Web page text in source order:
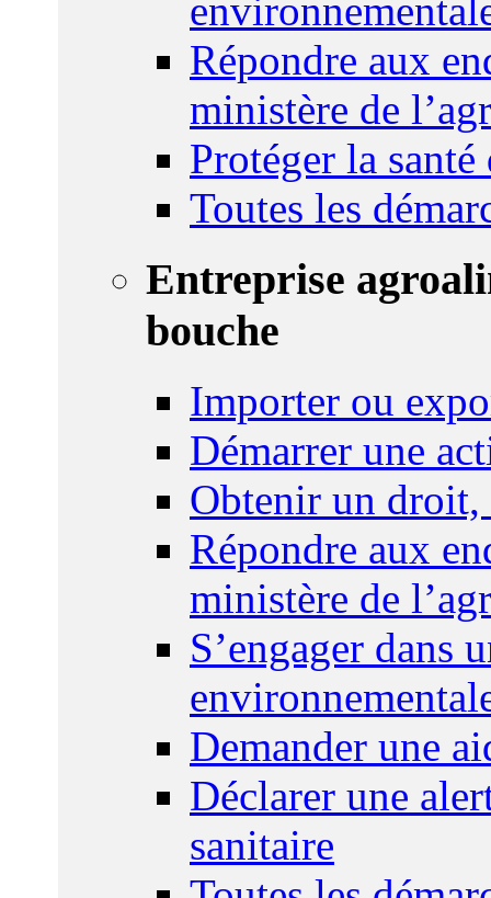
Répondre aux
ministère de
Protéger la
Toutes les
Entreprise
bouche
Importer ou
Démarrer une
Obtenir un droit,
Répondre aux
ministère de
S’engager dans
Demander une
Déclarer une
sanitaire